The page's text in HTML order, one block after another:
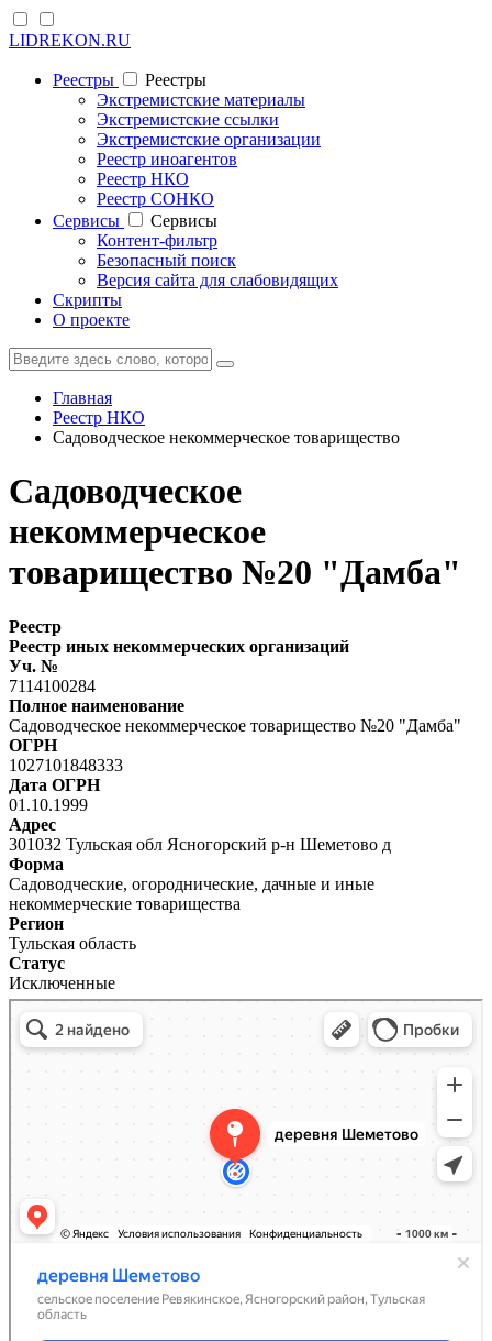
LIDREKON.RU
Реестры
Реестры
Экстремистские материалы
Экстремистские ссылки
Экстремистские организации
Реестр иноагентов
Реестр НКО
Реестр СОНКО
Cервисы
Cервисы
Контент-фильтр
Безопасный поиск
Версия сайта для слабовидящих
Скрипты
О проекте
Главная
Реестр НКО
Садоводческое некоммерческое товарищество
Садоводческое
некоммерческое
товарищество №20 "Дамба"
Реестр
Реестр иных некоммерческих организаций
Уч. №
7114100284
Полное наименование
Садоводческое некоммерческое товарищество №20 "Дамба"
ОГРН
1027101848333
Дата ОГРН
01.10.1999
Адрес
301032 Тульская обл Ясногорский р-н Шеметово д
Форма
Садоводческие, огороднические, дачные и иные
некоммерческие товарищества
Регион
Тульская область
Статус
Исключенные